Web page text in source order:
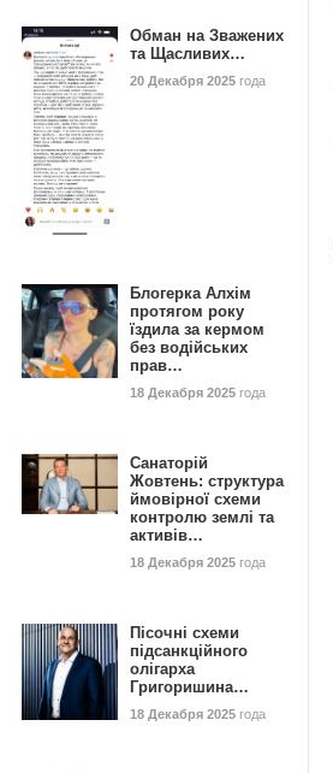
Обман на Зважених
та Щасливих…
20 Декабря 2025 года
Блогерка Алхім
протягом року
їздила за кермом
без водійських
прав…
18 Декабря 2025 года
Санаторій
Жовтень: структура
ймовірної схеми
контролю землі та
активів…
18 Декабря 2025 года
Пісочні схеми
підсанкційного
олігарха
Григоришина…
18 Декабря 2025 года